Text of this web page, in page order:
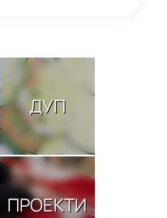
ДУП
ПРОЕКТИ